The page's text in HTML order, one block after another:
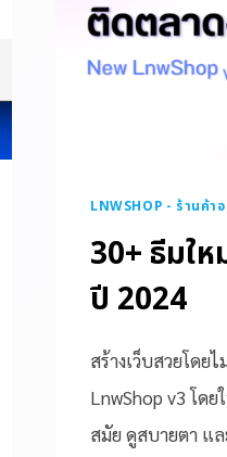
LNWSHOP - ร้านค้า
30+ ธีมใ
ปี 2024
สร้างเว็บสวยโดย
LnwShop v3 โด
สมัย ดูสบายตา แ